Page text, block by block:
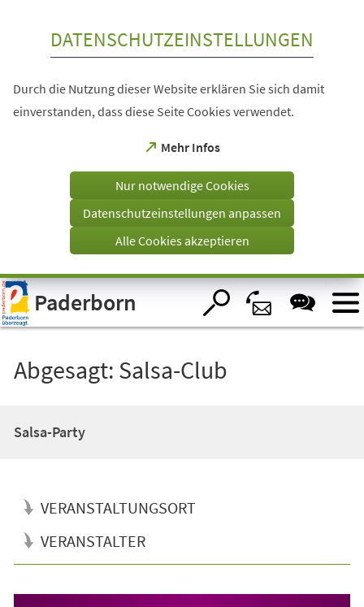
Visuelle
Assistenzsoftware
öffnen.
DATENSCHUTZEINSTELLUNGEN
Durch die Nutzung dieser Website erklären Sie sich damit
einverstanden, dass diese Seite Cookies verwendet.
Mehr Infos
(Öffnet
einem
Tab)
Nur notwendige Cookies
Datenschutzeinstellungen anpassen
Alle Cookies akzeptieren
Paderborn
Abgesagt: Salsa-Club
Salsa-Party
VERANSTALTUNGSORT
VERANSTALTER